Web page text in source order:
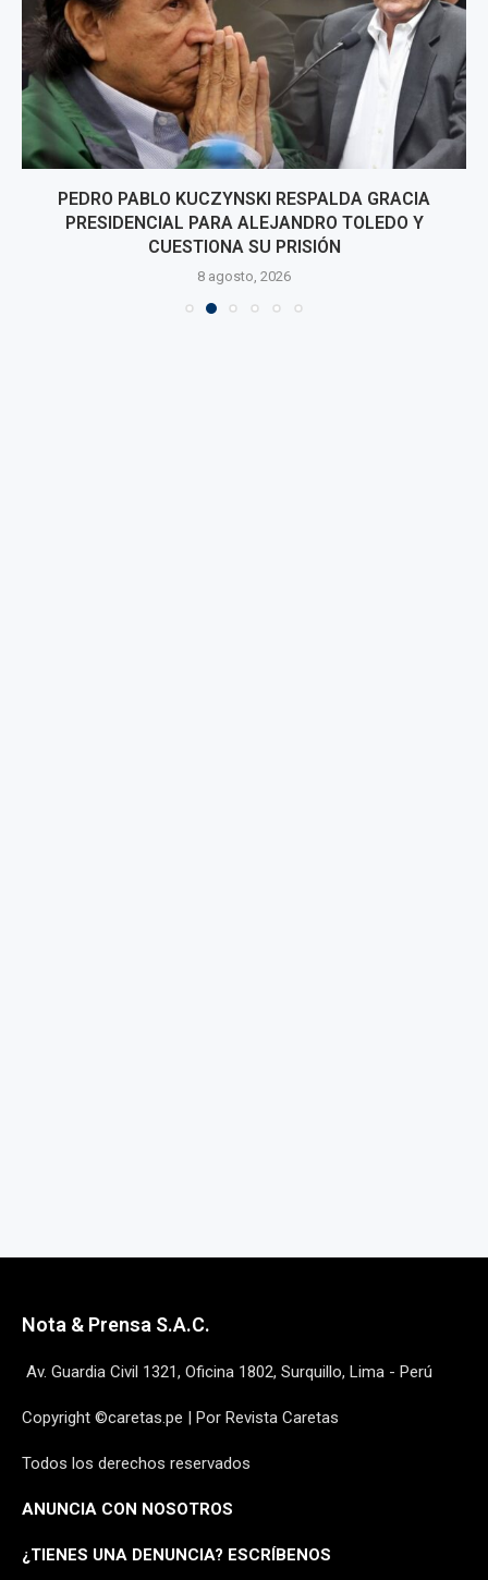
PEDRO PABLO KUCZYNSKI RESPALDA GRACIA
PRESIDENCIAL PARA ALEJANDRO TOLEDO Y
CUESTIONA SU PRISIÓN
8 agosto, 2026
Nota & Prensa S.A.C.
Av. Guardia Civil 1321, Oficina 1802, Surquillo, Lima - Perú
Copyright ©caretas.pe | Por Revista Caretas
Todos los derechos reservados
ANUNCIA CON NOSOTROS
¿TIENES UNA DENUNCIA? ESCRÍBENOS